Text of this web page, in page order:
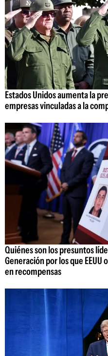
Estados Unidos aumenta la
empresas vinculadas a la
Quiénes son los presuntos
Generación por los que
en recompensas